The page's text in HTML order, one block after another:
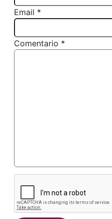
Email *
Comentario *